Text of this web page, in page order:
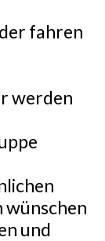
fahren
werden
wünschen
und